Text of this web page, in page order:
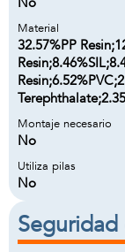
Material
32.57%PP
Montaje necesario
No
Utiliza pilas
No